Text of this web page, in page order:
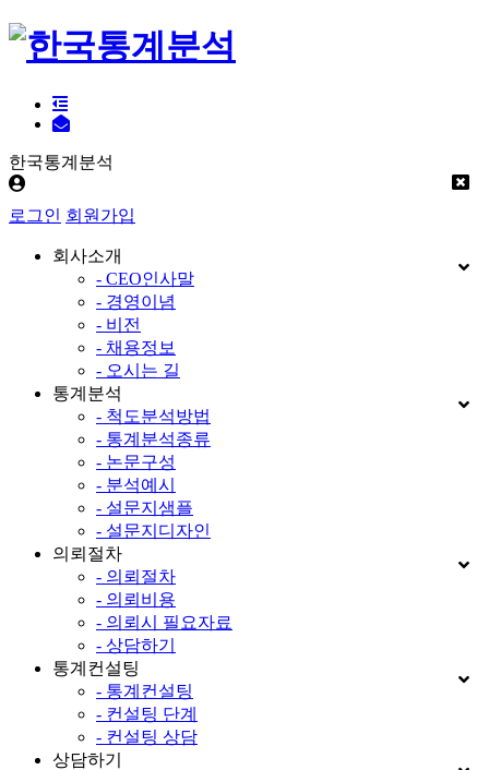
한국통계분석
로그인 회원가입
회사소개
- CEO인사말
- 경영이념
- 비전
- 채용정보
- 오시는 길
통계분석
- 척도분석방법
- 통계분석종류
- 논문구성
- 분석예시
- 설문지샘플
- 설문지디자인
의뢰절차
- 의뢰절차
- 의뢰비용
- 의뢰시 필요자료
- 상담하기
통계컨설팅
- 통계컨설팅
- 컨설팅 단계
- 컨설팅 상담
상담하기